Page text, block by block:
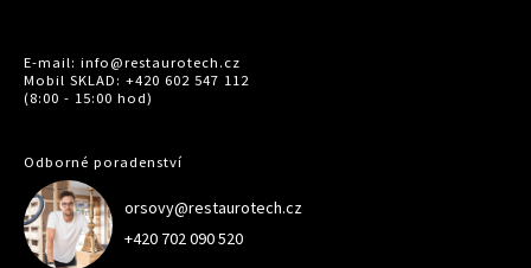
E-mail: info@restaurotech.cz
Mobil SKLAD: +420 602 547 112
(8:00 - 15:00 hod)
Odborné poradenství
orsovy@restaurotech.cz
+420 702 090 520